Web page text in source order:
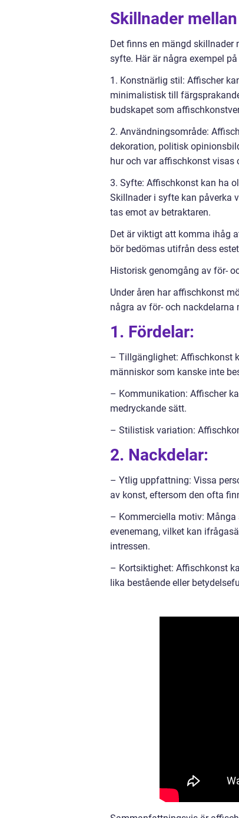
Skillnader
Det finns en mängd
syfte. Här är några exempel
1. Konstnärlig stil: Affischer
minimalistisk till
budskapet som
2. Användningsområde:
dekoration, politisk
hur och var affischkonst visas
3. Syfte: Affischkonst kan ha
Skillnader i syfte kan påverka
tas emot av betraktaren.
Det är viktigt att komma ihåg
bör bedömas utifrån dess
Historisk genomgång av för-
Under åren har affischkonst
några av för- och
1. Fördelar:
– Tillgänglighet: Affischkonst
människor som kanske inte
– Kommunikation: Affischer
medryckande sätt.
– Stilistisk variation:
2. Nackdelar:
– Ytlig uppfattning: Vissa
av konst, eftersom den ofta
– Kommerciella motiv:
evenemang, vilket kan
intressen.
– Kortsiktighet: Affischkonst
lika bestående eller